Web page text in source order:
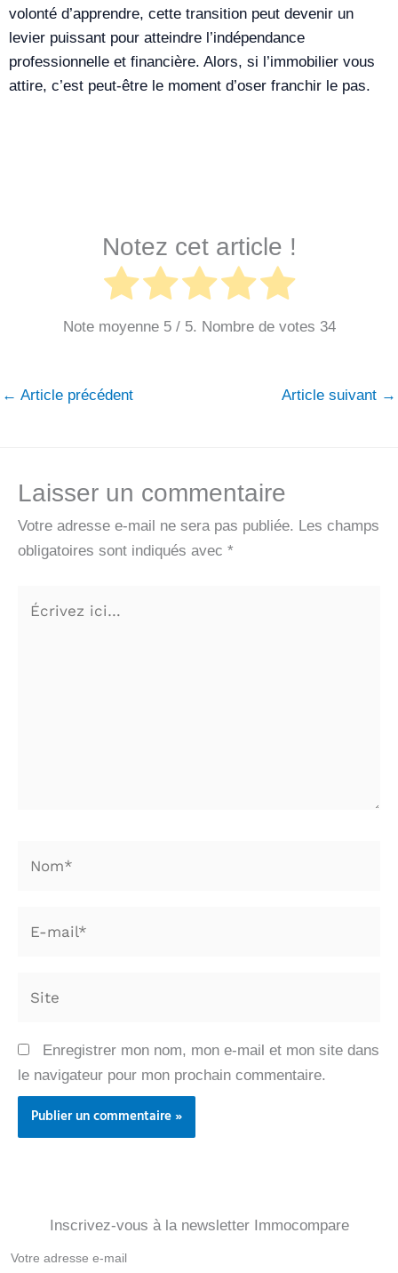
volonté d’apprendre, cette transition peut devenir un
levier puissant pour atteindre l’indépendance
professionnelle et financière. Alors, si l’immobilier vous
attire, c’est peut-être le moment d’oser franchir le pas.
Notez cet article !
Note moyenne 5/ 5. Nombre de votes 34
← Article précédent Article suivant →
Laisser un commentaire
Votre adresse e-mail ne sera pas publiée. Les champs
obligatoires sont indiqués avec *
Enregistrer mon nom, mon e-mail et mon site dans
le navigateur pour mon prochain commentaire.
Inscrivez-vous à la newsletter Immocompare